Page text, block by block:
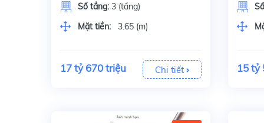
Số tầng: 3 (tầng)
Mặt tiền:
3.65 (m)
17 tỷ 670 triệu Chi tiết 15 tỷ